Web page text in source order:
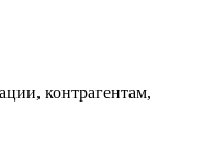
контрагентам,